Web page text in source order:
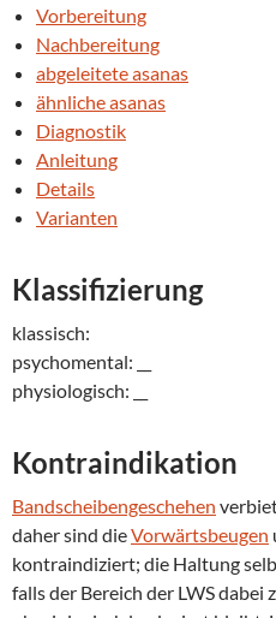
Vorbereitung
Nachbereitung
abgeleitete asanas
ähnliche asanas
Diagnostik
Anleitung
Details
Varianten
Klassifizierung
klassisch:
psychomental: __
physiologisch: __
Kontraindikation
Bandscheibengeschehen
daher sind dieVorwärtsbeugen
kontraindiziert; die Haltung
falls der Bereich der LWS dabei